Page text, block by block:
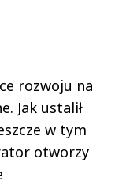
rozwoju na
Jak ustalił
w tym
otworzy